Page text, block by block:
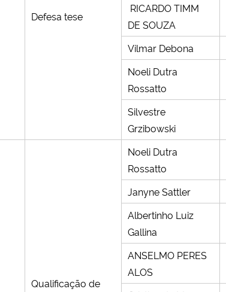
Defesa tese
RICARDO TIMM
DE SOUZA
Vilmar Debona
Noeli Dutra
Rossatto
Silvestre
Grzibowski
Qualificação de
Noeli Dutra
Rossatto
Janyne Sattler
Albertinho Luiz
Gallina
ANSELMO PERES
ALOS